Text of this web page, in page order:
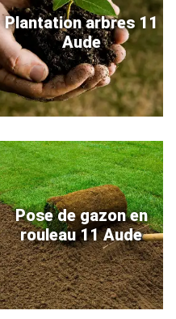
Plantation arbres 11
Aude
Pose de gazon en
rouleau 11 Aude